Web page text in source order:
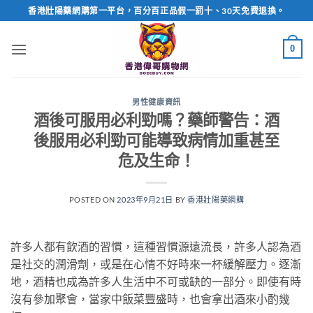
to
content
香港壯陽藥網購第一平台，百分百正品假一罰十、30天免費退換。
0
男性健康資訊
酒後可服用必利勁嗎？藥師警告：酒
後服用必利勁可能導致病情加重甚至
危及生命！
POSTED ON 2023年9月21日 BY香港壯陽藥網購
許多人都有飲酒的習慣，這種習慣源遠流長，許多人認為酒
是社交的潤滑劑，或是在心情不好時來一杯緩解壓力。逐漸
地，酒精也成為許多人生活中不可或缺的一部分。即使有時
沒有參加聚會，當家中飯菜豐盛時，也會拿出酒來小酌幾